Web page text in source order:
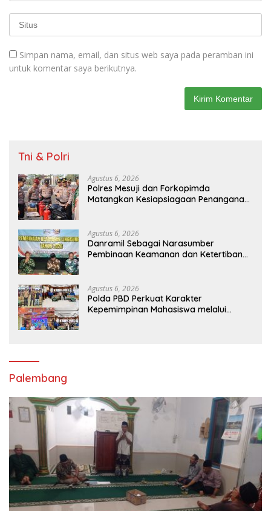
Simpan nama, email, dan situs web saya pada peramban ini
untuk komentar saya berikutnya.
Tni & Polri
Agustus 6, 2026
Polres Mesuji dan Forkopimda
Matangkan Kesiapsiagaan Penanganan
Agustus 6, 2026
Danramil Sebagai Narasumber
Pembinaan Keamanan dan Ketertiban
Agustus 6, 2026
Polda PBD Perkuat Karakter
Kepemimpinan Mahasiswa melalui
Palembang